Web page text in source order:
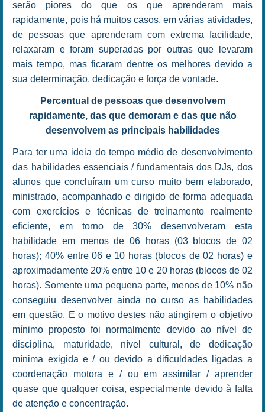
serão piores do que os que aprenderam mais
rapidamente, pois há muitos casos, em várias atividades,
de pessoas que aprenderam com extrema facilidade,
relaxaram e foram superadas por outras que levaram
mais tempo, mas ficaram dentre os melhores devido a
sua determinação, dedicação e força de vontade.
Percentual de pessoas que desenvolvem
rapidamente, das que demoram e das que não
desenvolvem as principais habilidades
Para ter uma ideia do tempo médio de desenvolvimento
das habilidades essenciais / fundamentais dos DJs, dos
alunos que concluíram um curso muito bem elaborado,
ministrado, acompanhado e dirigido de forma adequada
com exercícios e técnicas de treinamento realmente
eficiente, em torno de 30% desenvolveram esta
habilidade em menos de 06 horas (03 blocos de 02
horas); 40% entre 06 e 10 horas (blocos de 02 horas) e
aproximadamente 20% entre 10 e 20 horas (blocos de 02
horas). Somente uma pequena parte, menos de 10% não
conseguiu desenvolver ainda no curso as habilidades
em questão. E o motivo destes não atingirem o objetivo
mínimo proposto foi normalmente devido ao nível de
disciplina, maturidade, nível cultural, de dedicação
mínima exigida e / ou devido a dificuldades ligadas a
coordenação motora e / ou em assimilar / aprender
quase que qualquer coisa, especialmente devido à falta
de atenção e concentração.